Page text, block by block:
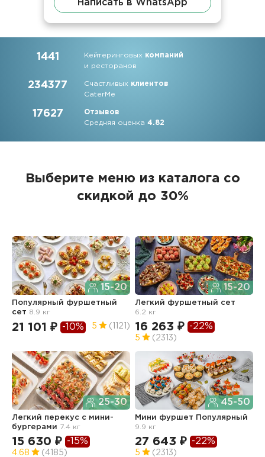
Написать в WhatsApp
1441 Кейтеринговых компаний
и ресторанов
234377 Счастливых клиентов
CaterMe
17627
Отзывов
Средняя оценка4.82
Выберите меню из каталога со
скидкой до 30%
15-20
Популярный фуршетный
сет 8.9 кг
21 101 ₽ -10% 5 (1121)
15-20
Легкий фуршетный сет
6.2 кг
16 263 ₽ -22%
5 (2313)
25-30
Легкий перекус c мини-
бургерами 7.4 кг
15 630 ₽ -15%
4.68 (4185)
45-50
Мини фуршет Популярный
9.9 кг
27 643 ₽ -22%
5 (2313)